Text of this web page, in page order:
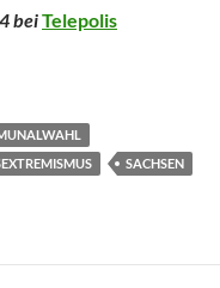
beiTelepolis
SACHSEN